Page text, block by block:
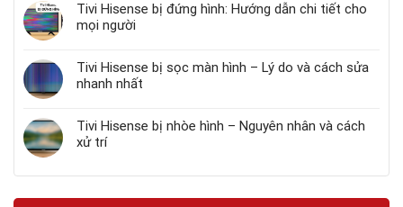
Tivi Hisense bị đứng hình: Hướng dẫn chi tiết cho
mọi người
Tivi Hisense bị sọc màn hình – Lý do và cách sửa
nhanh nhất
Tivi Hisense bị nhòe hình – Nguyên nhân và cách
xử trí